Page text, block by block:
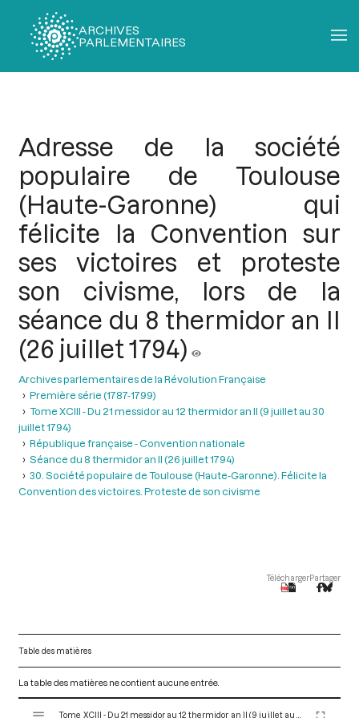
ARCHIVES
PARLEMENTAIRES
Adresse de la société
populaire de Toulouse
(Haute-Garonne) qui
félicite la Convention sur
ses victoires et proteste
son civisme, lors de la
séance du 8 thermidor an II
(26 juillet 1794)
Archives parlementaires de la Révolution Française
Première série (1787-1799)
Tome XCIII - Du 21 messidor au 12 thermidor an II (9 juillet au 30
juillet 1794)
République française - Convention nationale
Séance du 8 thermidor an II (26 juillet 1794)
30. Société populaire de Toulouse (Haute-Garonne). Félicite la
Convention des victoires. Proteste de son civisme
TéléchargerPartager
Table des matières
La table des matières ne contient aucune entrée.